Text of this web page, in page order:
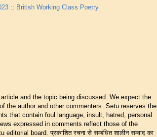
:: British Working Class Poetry
and the topic being discussed. We expect the
the author and other commenters. Setu reserves the
that contain foul language, insult, hatred, personal
expressed in comments reflect those of the
board. प्रकाशित रचना से सम्बंधित शालीन सम्वाद का